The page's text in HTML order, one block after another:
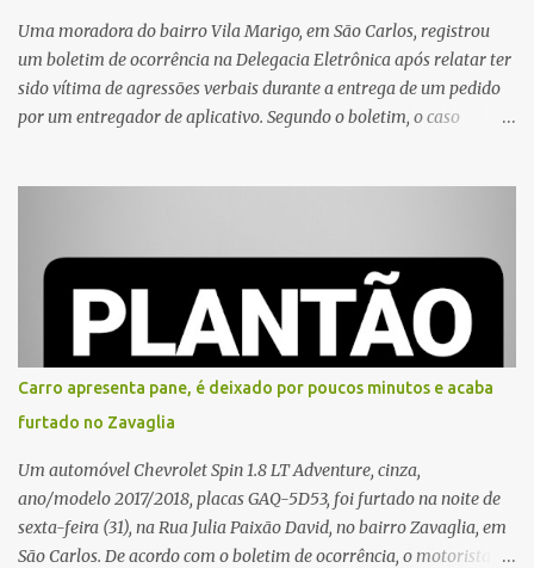
Uma moradora do bairro Vila Marigo, em São Carlos, registrou
um boletim de ocorrência na Delegacia Eletrônica após relatar ter
sido vítima de agressões verbais durante a entrega de um pedido
por um entregador de aplicativo. Segundo o boletim, o caso
proximidades. Ainda conforme o registro policial, a vítima relatou
que, ao receber a entrega, voltou a ser ofendida com palavras de
baixo calão e insultos. Ela informou à Polícia Civil que mora
sozinha e que se sentiu ameaçada, coagida e humilhada com a
situação. Fonte: São Carlos Agora
Carro apresenta pane, é deixado por poucos minutos e acaba
furtado no Zavaglia
Um automóvel Chevrolet Spin 1.8 LT Adventure, cinza,
ano/modelo 2017/2018, placas GAQ-5D53, foi furtado na noite de
sexta-feira (31), na Rua Julia Paixão David, no bairro Zavaglia, em
São Carlos. De acordo com o boletim de ocorrência, o motorista